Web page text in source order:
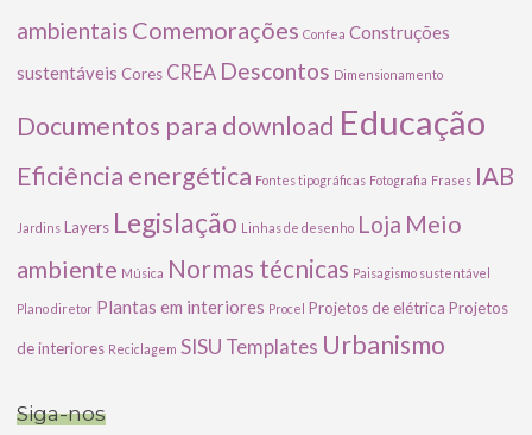
ambientais Comemorações Confea Construções
sustentáveis Cores CREA Descontos Dimensionamento
Documentos para download Educação
Eficiência energética Fontes tipográficas Fotografia Frases IAB
Jardins Layers Legislação Linhas de desenho Loja Meio
ambiente Música Normas técnicas Paisagismo sustentável
Plano diretor Plantas em interiores Procel Projetos de elétrica Projetos
de interiores Reciclagem SISU Templates Urbanismo
Siga-nos